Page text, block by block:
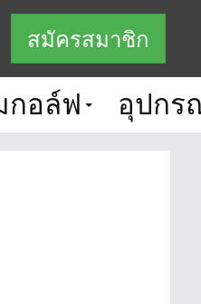
สมัครสมาชิก
กอล์ฟ อุปก